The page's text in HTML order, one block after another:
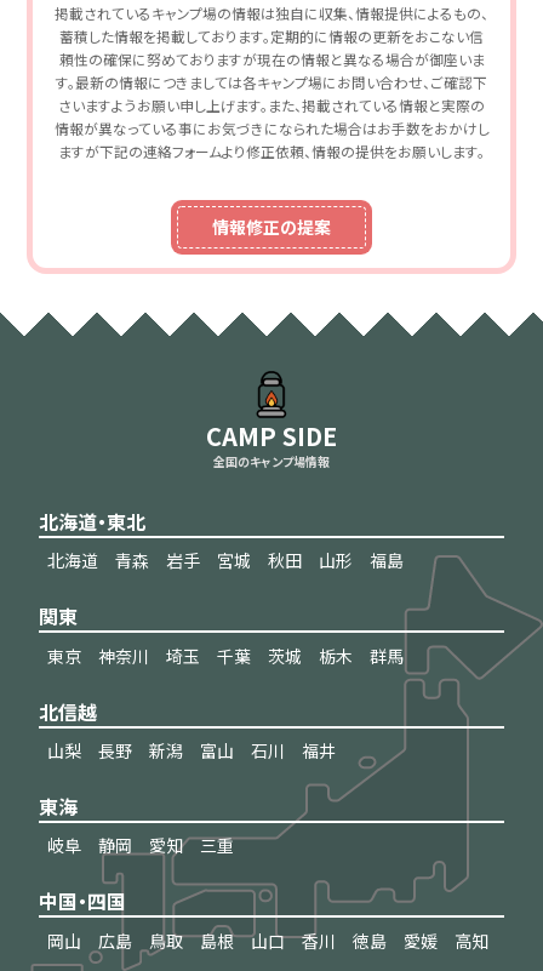
掲載されているキャンプ場の情報は独自に収集、情報提供によるもの、
蓄積した情報を掲載しております。定期的に情報の更新をおこない信
頼性の確保に努めておりますが現在の情報と異なる場合が御座いま
す。最新の情報につきましては各キャンプ場にお問い合わせ、ご確認下
さいますようお願い申し上げます。また、掲載されている情報と実際の
情報が異なっている事にお気づきになられた場合はお手数をおかけし
ますが下記の連絡フォームより修正依頼、情報の提供をお願いします。
情報修正の提案
CAMP SIDE
全国のキャンプ場情報
北海道・東北
北海道 青森 岩手 宮城 秋田 山形 福島
関東
東京 神奈川 埼玉 千葉 茨城 栃木 群馬
北信越
山梨 長野 新潟 富山 石川 福井
東海
岐阜 静岡 愛知 三重
中国・四国
岡山 広島 鳥取 島根 山口 香川 徳島 愛媛 高知